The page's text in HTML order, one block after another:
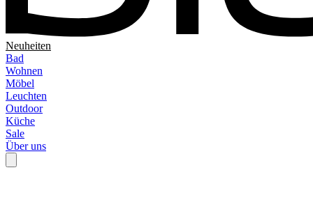
Neuheiten
Bad
Wohnen
Möbel
Leuchten
Outdoor
Küche
Sale
Über uns